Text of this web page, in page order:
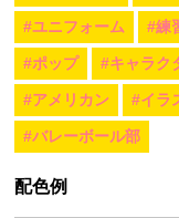
#ユニフォーム #練
#ポップ #キャラク
#アメリカン #イラ
#バレーボール部
配色例